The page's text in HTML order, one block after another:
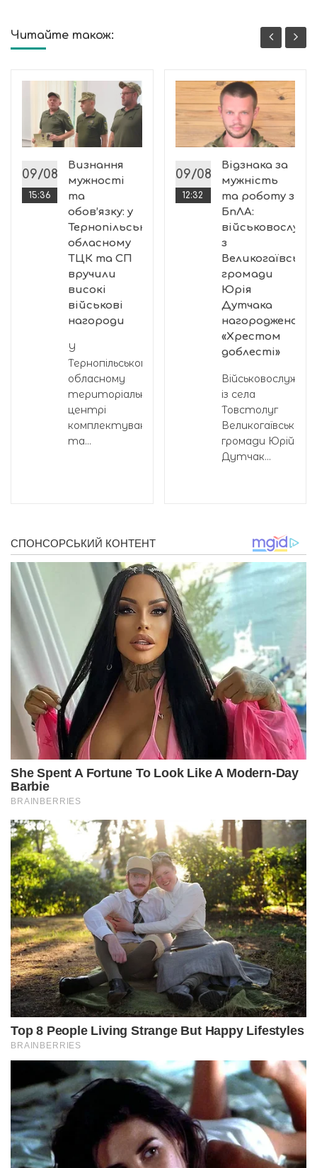
Читайте також:
09/08
15:36
Визнання
мужності
та
обов’язку: у
Тернопільському
обласному
ТЦК та СП
вручили
високі
військові
нагороди
У
Тернопільському
обласному
територіальному
центрі
комплектування
та...
09/08
12:32
Відзнака за
мужність
та роботу з
БпЛА:
з
Великогаївської
громади
Юрія
Дутчака
нагороджено
«Хрестом
доблесті»
із села
Товстолуг
Великогаївської
громади Юрій
Дутчак...